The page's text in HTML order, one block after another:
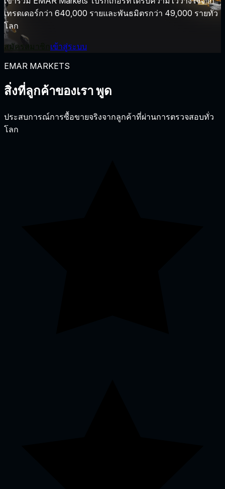
เทรดเดอร์กว่า 640,000 รายและพันธมิตรกว่า 49,000 รายทั่ว
โลก
สมัครสมาชิก เข้าสู่ระบบ
EMAR MARKETS
สิ่งที่ลูกค้าของเราพูด
ประสบการณ์การซื้อขายจริงจากลูกค้าที่ผ่านการตรวจสอบทั่ว
โลก